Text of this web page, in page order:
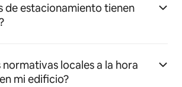
de estacionamiento tienen
normativas locales a la hora
mi edificio?